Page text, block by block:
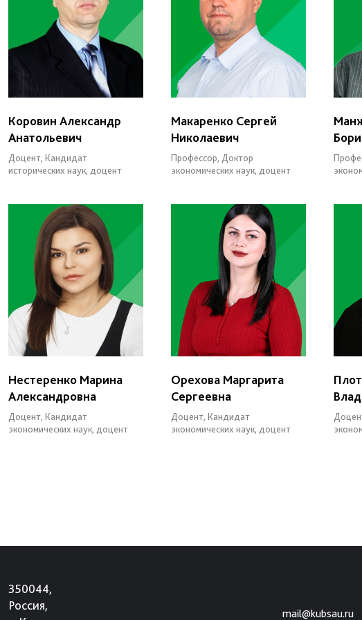
Коровин Александр
Анатольевич
Доцент, Кандидат
исторических наук, доцент
Макаренко Сергей
Николаевич
Профессор, Доктор
экономических наук, доцент
Нестеренко Марина
Александровна
Доцент, Кандидат
экономических наук, доцент
Орехова Маргарита
Сергеевна
Доцент, Кандидат
экономических наук, доцент
350044,
Россия,
mail@kubsau.ru